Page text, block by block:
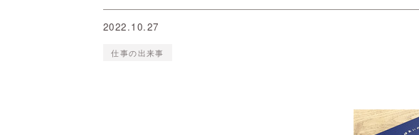
2022.10.27
仕事の出来事